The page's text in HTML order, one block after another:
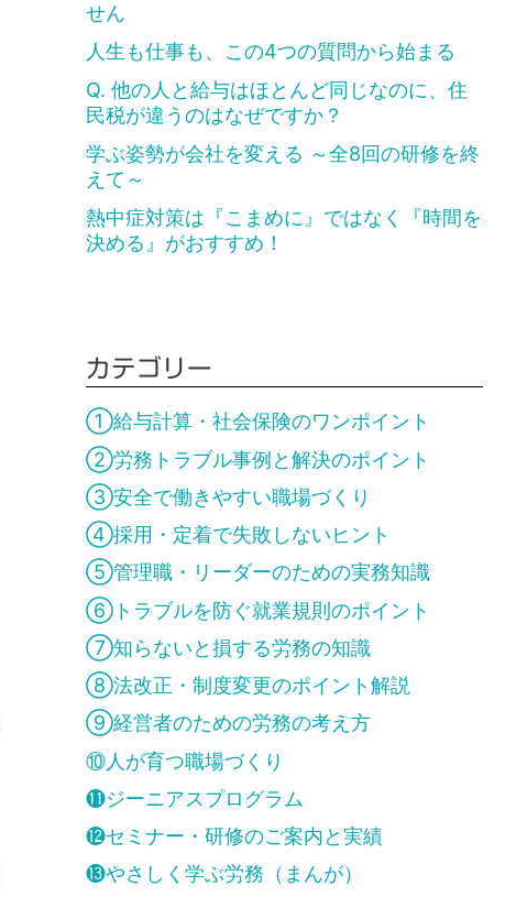
せん
人生も仕事も、この4つの質問から始まる
Q. 他の人と給与はほとんど同じなのに、住
民税が違うのはなぜですか？
学ぶ姿勢が会社を変える ～全8回の研修を終
えて～
熱中症対策は『こまめに』ではなく『時間を
決める』がおすすめ！
カテゴリー
①給与計算・社会保険のワンポイント
②労務トラブル事例と解決のポイント
③安全で働きやすい職場づくり
④採用・定着で失敗しないヒント
⑤管理職・リーダーのための実務知識
⑥トラブルを防ぐ就業規則のポイント
⑦知らないと損する労務の知識
⑧法改正・制度変更のポイント解説
⑨経営者のための労務の考え方
⑩人が育つ職場づくり
⓫ジーニアスプログラム
⓬セミナー・研修のご案内と実績
⓭やさしく学ぶ労務（まんが）